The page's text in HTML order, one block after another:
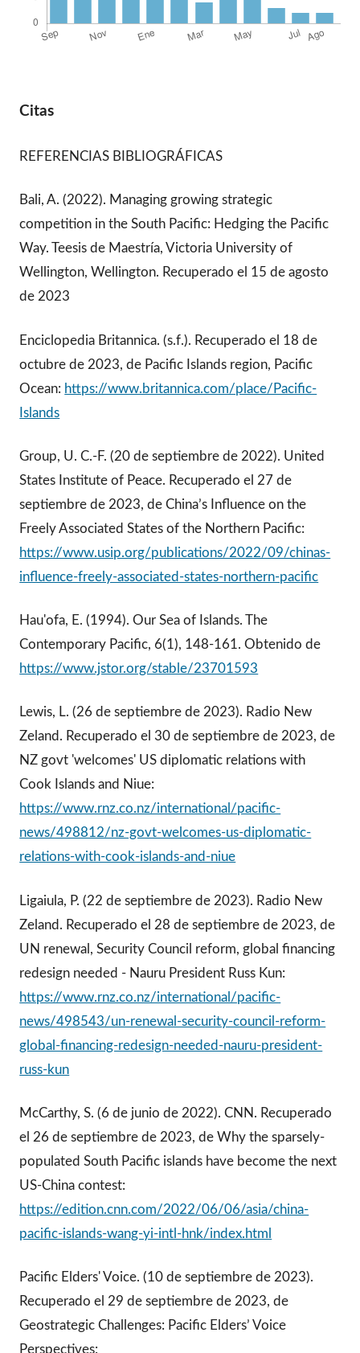
Citas
REFERENCIAS BIBLIOGRÁFICAS
Bali, A. (2022). Managing growing strategic
competition in the South Pacific: Hedging the Pacific
Way. Teesis de Maestría, Victoria University of
Wellington, Wellington. Recuperado el 15 de agosto
de 2023
Enciclopedia Britannica. (s.f.). Recuperado el 18 de
octubre de 2023, de Pacific Islands region, Pacific
Ocean: https://www.britannica.com/place/Pacific-
Islands
Group, U. C.-F. (20 de septiembre de 2022). United
States Institute of Peace. Recuperado el 27 de
septiembre de 2023, de China’s Influence on the
Freely Associated States of the Northern Pacific:
https://www.usip.org/publications/2022/09/chinas-
influence-freely-associated-states-northern-pacific
Hau'ofa, E. (1994). Our Sea of Islands. The
Contemporary Pacific, 6(1), 148-161. Obtenido de
https://www.jstor.org/stable/23701593
Lewis, L. (26 de septiembre de 2023). Radio New
Zeland. Recuperado el 30 de septiembre de 2023, de
NZ govt 'welcomes' US diplomatic relations with
Cook Islands and Niue:
https://www.rnz.co.nz/international/pacific-
news/498812/nz-govt-welcomes-us-diplomatic-
relations-with-cook-islands-and-niue
Ligaiula, P. (22 de septiembre de 2023). Radio New
Zeland. Recuperado el 28 de septiembre de 2023, de
UN renewal, Security Council reform, global financing
redesign needed - Nauru President Russ Kun:
https://www.rnz.co.nz/international/pacific-
news/498543/un-renewal-security-council-reform-
global-financing-redesign-needed-nauru-president-
russ-kun
McCarthy, S. (6 de junio de 2022). CNN. Recuperado
el 26 de septiembre de 2023, de Why the sparsely-
populated South Pacific islands have become the next
US-China contest:
https://edition.cnn.com/2022/06/06/asia/china-
pacific-islands-wang-yi-intl-hnk/index.html
Pacific Elders' Voice. (10 de septiembre de 2023).
Recuperado el 29 de septiembre de 2023, de
Geostrategic Challenges: Pacific Elders’ Voice
Perspectives: